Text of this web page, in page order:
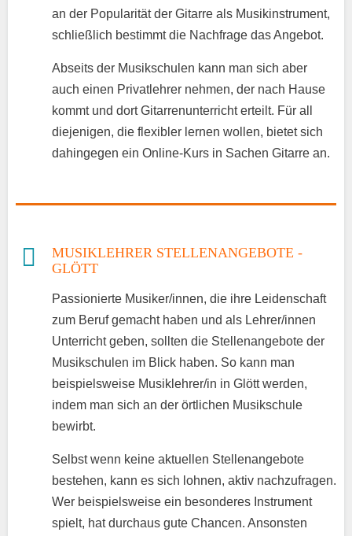
an der Popularität der Gitarre als Musikinstrument,
schließlich bestimmt die Nachfrage das Angebot.
Abseits der Musikschulen kann man sich aber
auch einen Privatlehrer nehmen, der nach Hause
kommt und dort Gitarrenunterricht erteilt. Für all
diejenigen, die flexibler lernen wollen, bietet sich
dahingegen ein Online-Kurs in Sachen Gitarre an.
MUSIKLEHRER STELLENANGEBOTE -
GLÖTT
Passionierte Musiker/innen, die ihre Leidenschaft
zum Beruf gemacht haben und als Lehrer/innen
Unterricht geben, sollten die Stellenangebote der
Musikschulen im Blick haben. So kann man
beispielsweise Musiklehrer/in in Glött werden,
indem man sich an der örtlichen Musikschule
bewirbt.
Selbst wenn keine aktuellen Stellenangebote
bestehen, kann es sich lohnen, aktiv nachzufragen.
Wer beispielsweise ein besonderes Instrument
spielt, hat durchaus gute Chancen. Ansonsten